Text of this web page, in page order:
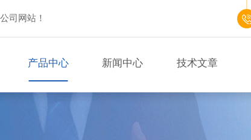
司网站！
产品中心 新闻中心 技术文章